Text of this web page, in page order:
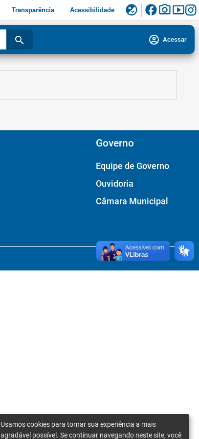
Transparência Acessibilidade flaky facebookphoto_camerasmart_display
search account_circle Acessar
Governo
Equipe de Governo
Ouvidoria
Câmara Municipal
Usamos cookies para tornar sua experiência a mais
agradável possível. Se continuar navegando neste site, você